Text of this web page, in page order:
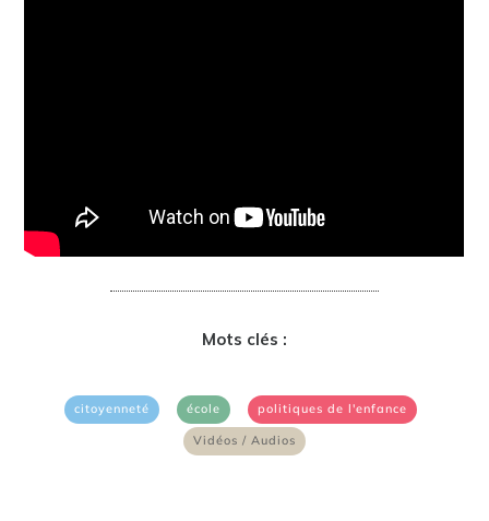
Mots clés :
citoyenneté école politiques de l'enfance
Vidéos / Audios